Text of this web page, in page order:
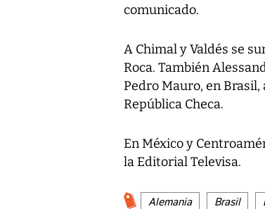
comunicado.
A Chimal y Valdés se
Roca. También
Pedro Mauro, en
República Checa.
En México y
la Editorial Televisa.
Alemania Brasil